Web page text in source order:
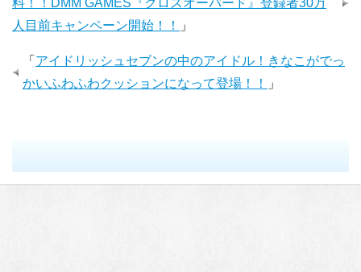
料！！DMM GAMES『クロスオーバード』登録者30万
人目前キャンペーン開始！！
」
「 アイドリッシュセブンの中のアイドル！きなこがでっ
かいふわふわクッションになって登場！！
」